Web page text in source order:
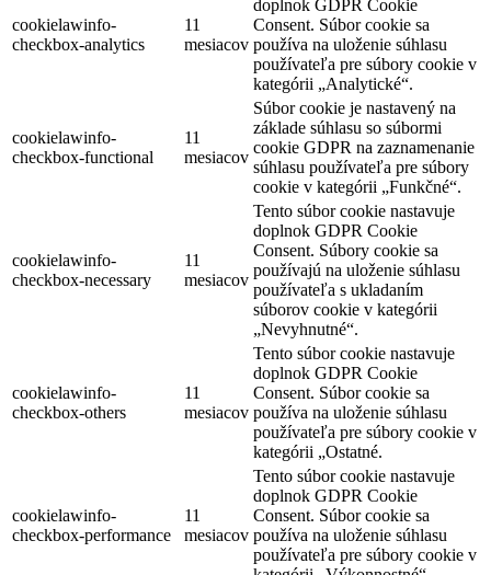
Nevyhnutné
Nevyhnutné súbory cookie sú absolútne nevyhnutné pre správne
fungovanie webovej stránky. Tieto súbory cookie anonymne
zaisťujú základné funkcie a bezpečnostné prvky webovej stránky.
Dĺžka trvania Popis
Tento súbor cookie nastavený
doplnkom GDPR Cookie
Consent sa používa na
zaznamenanie súhlasu
používateľa s cookies v
kategórii „Reklamné“.
Tento súbor cookie nastavuje
doplnok GDPR Cookie
Consent. Súbor cookie sa
používa na uloženie súhlasu
používateľa pre súbory
cookie v kategórii
„Analytické“.
11 mesiacov
Súbor cookie je nastavený na
základe súhlasu so súbormi
cookie GDPR na
zaznamenanie súhlasu
používateľa pre súbory
cookie v kategórii „Funkčné“.
11 mesiacov
Tento súbor cookie nastavuje
doplnok GDPR Cookie
Consent. Súbory cookie sa
používajú na uloženie